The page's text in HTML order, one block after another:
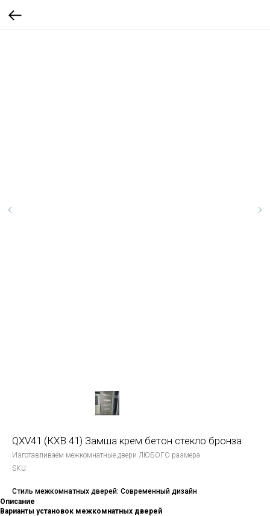
QXV41 (КХВ 41) Замша крем бетон стекло бронза
Изготавливаем межкомнатные двери ЛЮБОГО размера
SKU:
Стиль межкомнатных дверей: Современный дизайн
Описание
Варианты установок межкомнатных дверей